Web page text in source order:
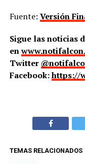
Fuente: Versión
Sigue las noticias
en
Twitter
Facebook:https://
TEMAS RELACIONADOS